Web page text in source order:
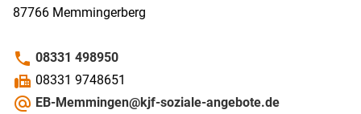
87766 Memmingerberg
phone 08331 498950
fax 08331 9748651
alternate_email EB-Memmingen@kjf-soziale-angebote.de